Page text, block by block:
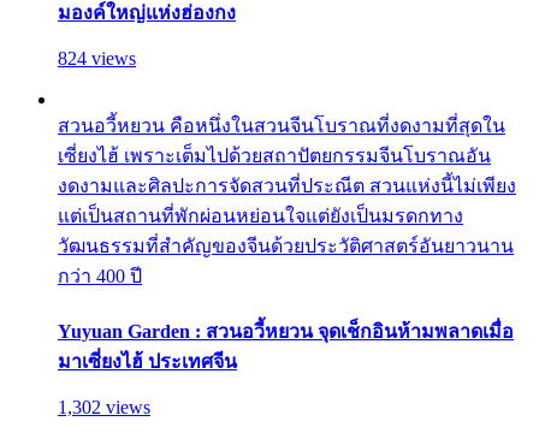
มองค์ใหญ่แห่งฮ่องกง
824 views
สวนอวี้หยวน คือหนึ่งในสวนจีนโบราณที่งดงามที่สุดใน
เซี่ยงไฮ้ เพราะเต็มไปด้วยสถาปัตยกรรมจีนโบราณอัน
งดงามและศิลปะการจัดสวนที่ประณีต สวนแห่งนี้ไม่เพียง
แต่เป็นสถานที่พักผ่อนหย่อนใจแต่ยังเป็นมรดกทาง
วัฒนธรรมที่สำคัญของจีนด้วยประวัติศาสตร์อันยาวนาน
กว่า 400 ปี
Yuyuan Garden : สวนอวี้หยวน จุดเช็กอินห้ามพลาดเมื่อ
มาเซี่ยงไฮ้ ประเทศจีน
1,302 views